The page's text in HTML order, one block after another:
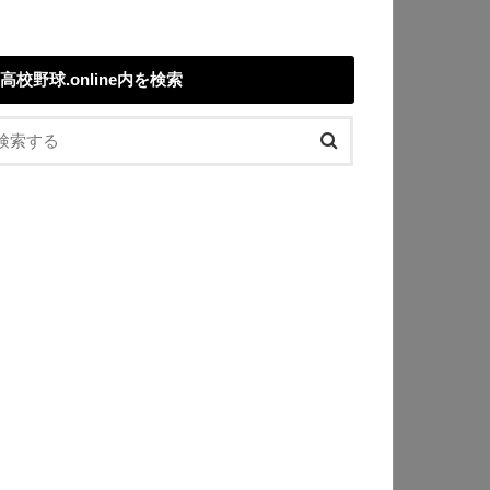
高校野球.online内を検索